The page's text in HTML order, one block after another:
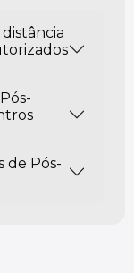
de Pós-